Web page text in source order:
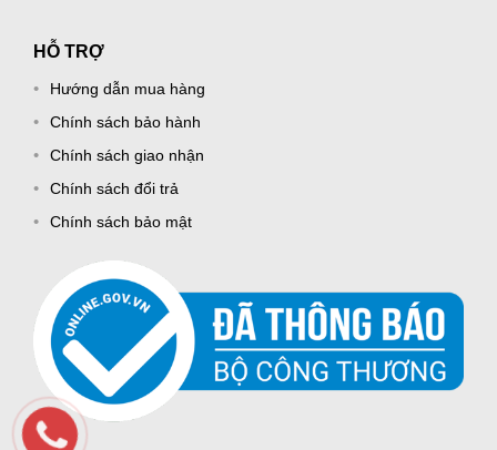
HỖ TRỢ
Hướng dẫn mua hàng
Chính sách bảo hành
Chính sách giao nhận
Chính sách đổi trả
Chính sách bảo mật